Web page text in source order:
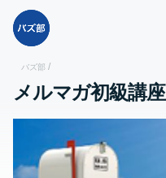
バズ部 /
メルマガ初級講座